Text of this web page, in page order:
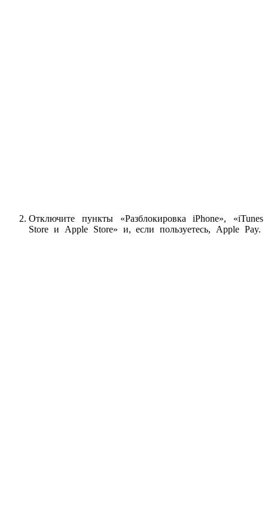
Отключите пункты «Разблокировка iPhone», «iTunes
Store и Apple Store» и, если пользуетесь, Apple Pay.